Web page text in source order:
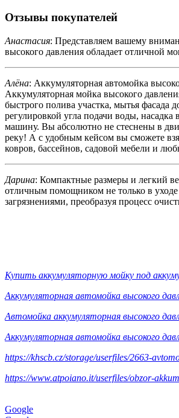
Отзывы покупателей
Анастасия: Представляем вашему
высокого давления обладает отличной
Алёна: Аккумуляторная автомойка
Аккумуляторная мойка высокого
быстрого полива участка, мытья фасада
регулировкой угла подачи воды,
машину. Вы абсолютно не стеснены в
реку! А с удобным кейсом вы сможете
ковров, бассейнов, садовой мебели и
Дарина: Компактные размеры и легкий
отличным помощником не только в уходе
загрязнениями, преобразуя процесс
Купить аккумуляторную мойку под
Аккумуляторная автомойка высокого
Автомойка аккумуляторная высокого
Аккумуляторная автомойка высокого
https://khscb.cz/storage/userfiles/2663-
https://www.atpoiano.it/userfiles/obzor-
Google